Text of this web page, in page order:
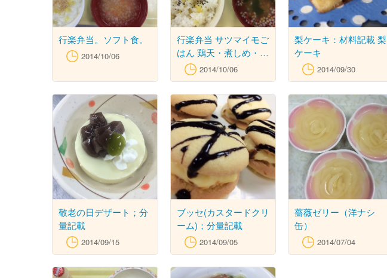
行楽弁当。ソフト食。
2014/10/06
行楽弁当 サツマイモご
はん 鶏天・煮しめ・鮭
塩焼き・柚子こしょう
和え 出し巻・タコウイ
ンナー・漬物 宝石かん
あられのすまし汁
2014/10/06
梨ケーキ：材料記載 梨
ケーキ
2014/09/30
敬老の日デザート；分
量記載
2014/09/15
ブッセ(カスタードクリ
ーム)；分量記載
2014/09/05
薔薇ゼリー（洋ナシ
缶）
2014/07/04